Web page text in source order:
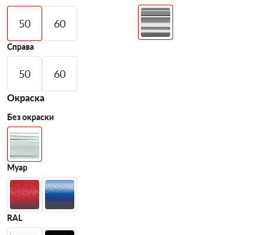
50 60
Справа
50 60
Окраска
Без окраски
Муар
RAL